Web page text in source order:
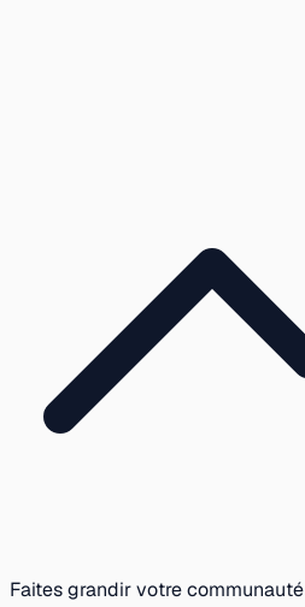
Faites grandir votre communauté